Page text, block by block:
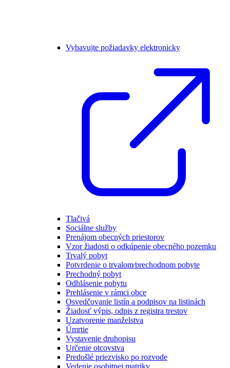
Vybavujte požiadavky elektronicky
Tlačivá
Sociálne služby
Prenájom obecných priestorov
Vzor žiadosti o odkúpenie obecného pozemku
Trvalý pobyt
Potvrdenie o trvalom⁄prechodnom pobyte
Prechodný pobyt
Odhlásenie pobytu
Prehlásenie v rámci obce
Osvedčovanie listín a podpisov na listinách
Žiadosť výpis, odpis z registra trestov
Uzatvorenie manželstva
Úmrtie
Vystavenie druhopisu
Určenie otcovstva
Predošlé priezvisko po rozvode